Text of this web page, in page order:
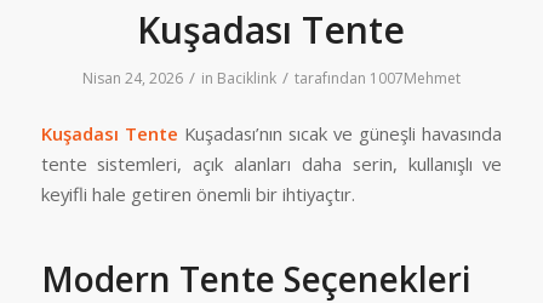
Kuşadası Tente
Nisan 24, 2026 / in Baciklink / tarafından 1007Mehmet
Kuşadası Tente Kuşadası’nın sıcak ve güneşli havasında
tente sistemleri, açık alanları daha serin, kullanışlı ve
keyifli hale getiren önemli bir ihtiyaçtır.
Modern Tente Seçenekleri